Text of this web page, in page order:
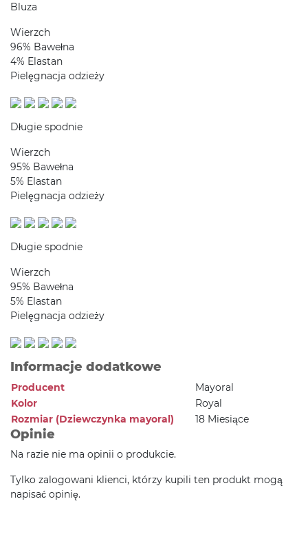
Bluza
Wierzch
96% Bawełna
4% Elastan
Pielęgnacja odzieży
Długie spodnie
Wierzch
95% Bawełna
5% Elastan
Pielęgnacja odzieży
Długie spodnie
Wierzch
95% Bawełna
5% Elastan
Pielęgnacja odzieży
Informacje dodatkowe
Producent
Mayoral
Kolor
Royal
Rozmiar (Dziewczynka mayoral)
18 Miesiące
Opinie
Na razie nie ma opinii o produkcie.
Tylko zalogowani klienci, którzy kupili ten produkt mogą
napisać opinię.